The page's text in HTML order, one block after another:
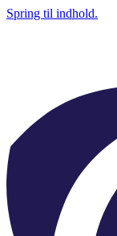
Spring til indhold.